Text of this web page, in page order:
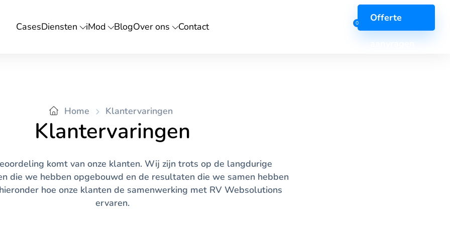
CasesDiensten
Hosting
Domeinnamen
SSL certifcaat
Pentesten
Audit
iMod BlogOver ons Contact 0 Offerte
Home Klantervaringen
Klantervaringen
komt van onze klanten. Wij zijn trots op de langdurige
die we hebben opgebouwd en de resultaten die we samen hebben
hoe onze klanten de samenwerking met RV Websolutions
ervaren.